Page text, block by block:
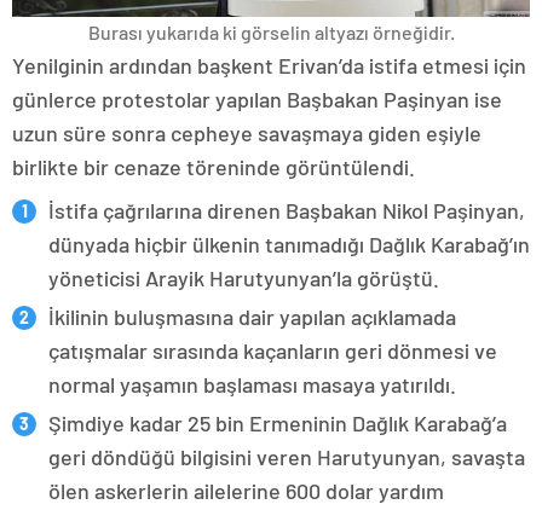
Burası yukarıda ki görselin altyazı örneğidir.
Yenilginin ardından başkent Erivan’da istifa etmesi için
günlerce protestolar yapılan Başbakan Paşinyan ise
uzun süre sonra cepheye savaşmaya giden eşiyle
birlikte bir cenaze töreninde görüntülendi.
İstifa çağrılarına direnen Başbakan Nikol Paşinyan,
dünyada hiçbir ülkenin tanımadığı Dağlık Karabağ’ın
yöneticisi Arayik Harutyunyan’la görüştü.
İkilinin buluşmasına dair yapılan açıklamada
çatışmalar sırasında kaçanların geri dönmesi ve
normal yaşamın başlaması masaya yatırıldı.
Şimdiye kadar 25 bin Ermeninin Dağlık Karabağ’a
geri döndüğü bilgisini veren Harutyunyan, savaşta
ölen askerlerin ailelerine 600 dolar yardım